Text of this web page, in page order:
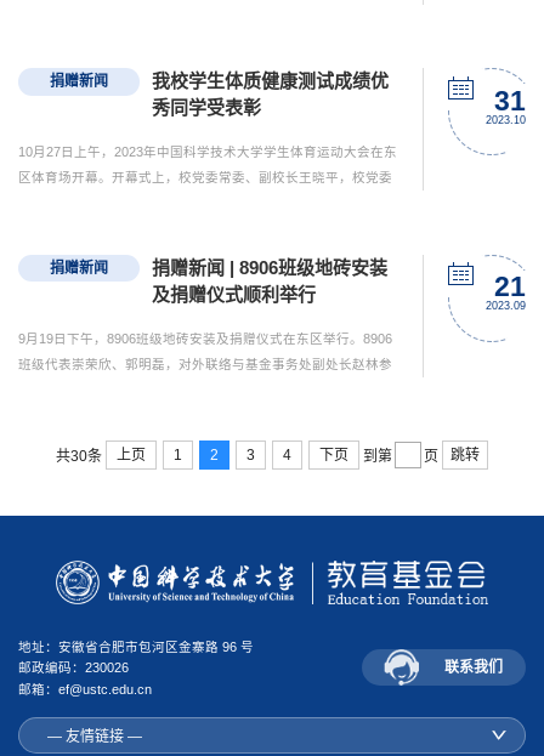
校于地球物理教研室任教。1986年赴美Boston College留学，获地
球科学硕士学位，进入哥伦比亚大学拉蒙地球科学研究所担任助
理研究员，与多位后来前去的科大后辈结成亲密群体，长期分...
捐赠新闻
我校学生体质健康测试成绩优
秀同学受表彰
10月27日上午，2023年中国科学技术大学学生体育运动大会在东
区体育场开幕。开幕式上，校党委常委、副校长王晓平，校党委
健康基金”支持的表彰奖品。我校学生体质健康测试优秀率逐年上
升在校体育教学中心、教务处、学工部、教育基金会等相关部门
的工作和支持下，我校学生体质健康测试优秀率逐年上升，
2021...
31
2023.10
捐赠新闻
捐赠新闻 | 8906班级地砖安装
及捐赠仪式顺利举行
9月19日下午，8906班级地砖安装及捐赠仪式在东区举行。8906
班级代表崇荣欣、郭明磊，对外联络与基金事务处副处长赵林参
地砖前合影。2023年7月，8906班级主动发起班级地砖认捐，将集
得款项全部捐予中国科大教育基金会，用以支持母校教育事业的
有24...
21
2023.09
共30条 上页 1 2 3 4 下页 到第 页 跳转
地址：安徽省合肥市包河区金寨路 96 号
邮政编码：230026
邮箱：ef@ustc.edu.cn
联系我们
— 友情链接 —